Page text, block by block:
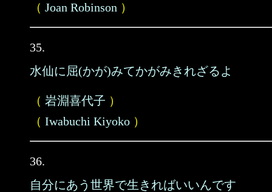
（ Joan Robinson ）
35.
水仙に屈(かが)みてかがみきれざるよ
（ 岩淵喜代子 ）
（ Iwabuchi Kiyoko ）
36.
自分にあう世界で生きればいいんです